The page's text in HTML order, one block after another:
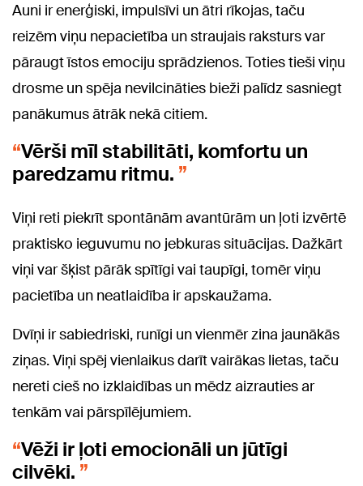
Auni ir enerģiski, impulsīvi un ātri rīkojas, taču
reizēm viņu nepacietība un straujais raksturs var
pāraugt īstos emociju sprādzienos. Toties tieši viņu
drosme un spēja nevilcināties bieži palīdz sasniegt
panākumus ātrāk nekā citiem.
Vērši mīl stabilitāti, komfortu un
paredzamu ritmu.
Viņi reti piekrīt spontānām avantūrām un ļoti izvērtē
praktisko ieguvumu no jebkuras situācijas. Dažkārt
viņi var šķist pārāk spītīgi vai taupīgi, tomēr viņu
pacietība un neatlaidība ir apskaužama.
Dvīņi ir sabiedriski, runīgi un vienmēr zina jaunākās
ziņas. Viņi spēj vienlaikus darīt vairākas lietas, taču
nereti cieš no izklaidības un mēdz aizrauties ar
tenkām vai pārspīlējumiem.
Vēži ir ļoti emocionāli un jūtīgi
cilvēki.